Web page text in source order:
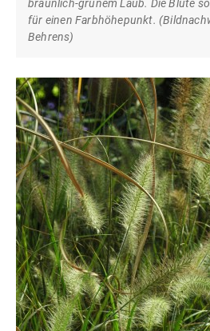
bräunlich-grünem Laub. Die Blüte
für einen Farbhöhepunkt.
Behrens)